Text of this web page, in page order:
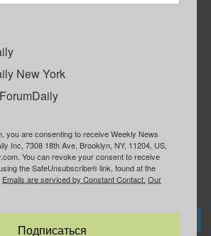
Группа “ИЩУ СОВЕТА”
ForumDaily
New York
you are consenting to receive Weekly News
Inc, 7308 18th Ave, Brooklyn, NY, 11204, US,
You can revoke your consent to receive
the SafeUnsubscribe® link, found at the
Emails are serviced by Constant Contact. Our
Подписаться